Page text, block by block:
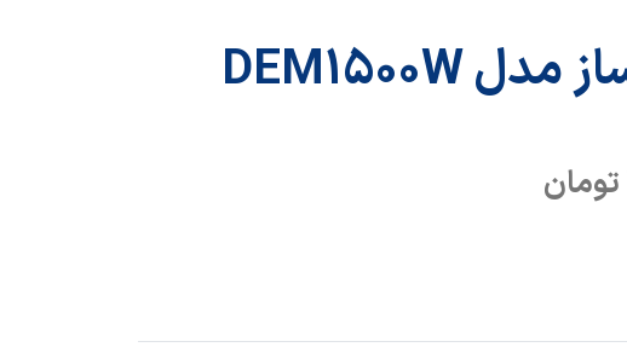
اسپرسو ساز مدل DEM1500W